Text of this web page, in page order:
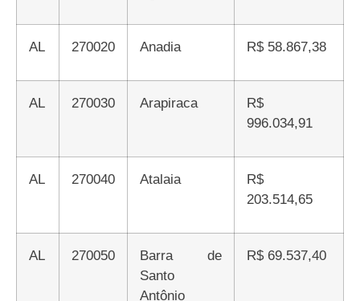
AL 270020 Anadia R$ 58.867,38
AL 270030 Arapiraca
R$
996.034,91
AL 270040 Atalaia
R$
203.514,65
AL 270050
Barra de
Santo
Antônio
R$ 69.537,40